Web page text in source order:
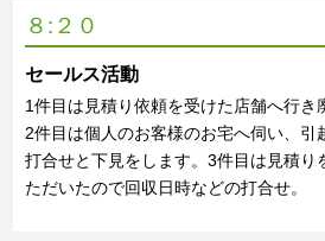
８:２０
セールス活動
1件目は見積り依頼を受けた店舗へ行き
2件目は個人のお客様のお宅へ伺い、引
打合せと下見をします。3件目は見積り
ただいたので回収日時などの打合せ。